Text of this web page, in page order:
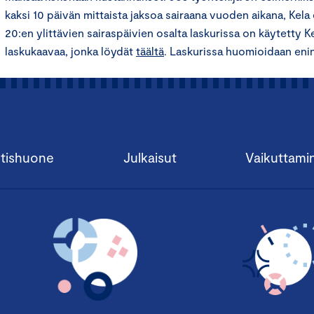
kaksi 10 päivän mittaista jaksoa sairaana vuoden aikana,
20:en ylittävien sairaspäivien osalta laskurissa on käytetty
laskukaavaa, jonka löydät täältä. Laskurissa huomioidaan
Julkaisut